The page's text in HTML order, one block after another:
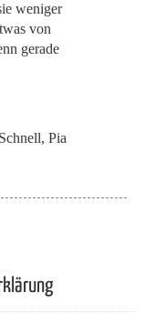
weniger
von
gerade
Pia